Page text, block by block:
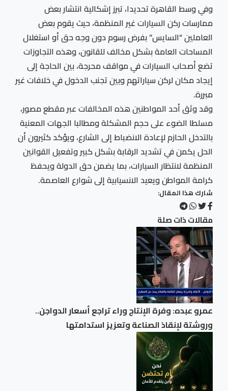
وفي وسط القاهرة تحديدا، تبرز إشكالية انتشار بعض
ممارسات ركن السيارات غير المنظمة، حيث يقوم بعض
العاملين “السايس” بفرض رسوم دون وجه حق أو استغلال
المساحات العامة بشكل مخالف للقانون، وهذه التجاوزات
تضع أصحاب السيارات في مواقف محرجة، بين الحاجة إلى
إيجاد مكان لركن سياراتهم وبين تجنب الدخول في خلافات غير
مبررة.
وقد وثق أحد المواطنين هذه المخالفات عبر مقطع مصور،
مسلطا الضوء على حجم المشكلة ومطالبا الجهات المعنية
بالتدخل الحازم لإعادة الانضباط إلى الشارع، ويؤكد كثيرون أن
الحل يكمن في تشديد الرقابة بشكل كبير وتفعيل القوانين
المنظمة لانتظار السيارات، بما يضمن حق الدولة ويحفظ
كرامة المواطن ويعيد الانسيابية إلى شوارع العاصمة.
شارك هذا المقال:
مقالات ذات صلة
عمرو عبده: وفرة الإنتاج وراء تراجع أسعار الدواجن..
وروشتة لإنقاذ الصناعة وتعزيز استدامتها